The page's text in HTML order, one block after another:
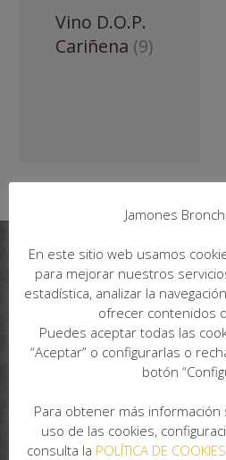
Vino D.O.P.
Cariñena (9)
Jamones
En este sitio web usamos
para mejorar nuestros
estadística, analizar la
ofrecer contenidos
Puedes aceptar todas las
“Aceptar” o configurarlas o
botón
Para obtener más
uso de las cookies,
consulta la POLÍTICA DE COOKIES